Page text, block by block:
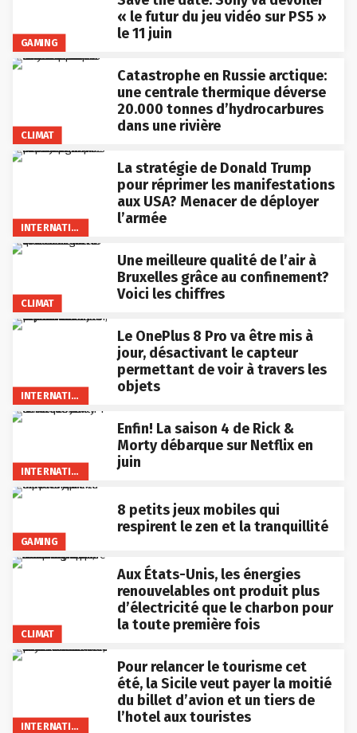
GAMING
« le futur du jeu vidéo sur PS5 »
le 11 juin
CLIMAT
Catastrophe en Russie arctique:
une centrale thermique déverse
20.000 tonnes d’hydrocarbures
dans une rivière
INTERNATIONAL
La stratégie de Donald Trump
pour réprimer les manifestations
aux USA? Menacer de déployer
l’armée
CLIMAT
Une meilleure qualité de l’air à
Bruxelles grâce au confinement?
Voici les chiffres
INTERNATIONAL
Le OnePlus 8 Pro va être mis à
jour, désactivant le capteur
permettant de voir à travers les
objets
INTERNATIONAL
Enfin! La saison 4 de Rick &
Morty débarque sur Netflix en
juin
GAMING
8 petits jeux mobiles qui
respirent le zen et la tranquillité
CLIMAT
Aux États-Unis, les énergies
renouvelables ont produit plus
d’électricité que le charbon pour
la toute première fois
INTERNATIONAL
Pour relancer le tourisme cet
été, la Sicile veut payer la moitié
du billet d’avion et un tiers de
l’hotel aux touristes